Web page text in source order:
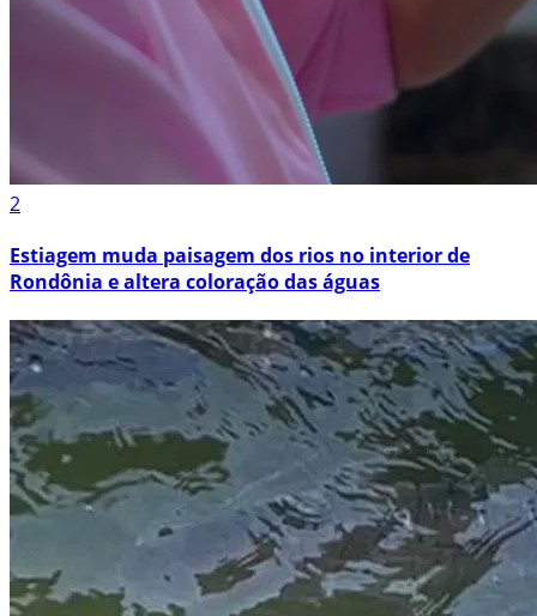
2
Estiagem muda paisagem dos rios no interior de
Rondônia e altera coloração das águas